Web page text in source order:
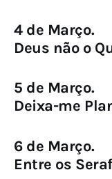
4 de Março.
Deus não o
5 de Março.
Deixa-me
6 de Março.
Entre os